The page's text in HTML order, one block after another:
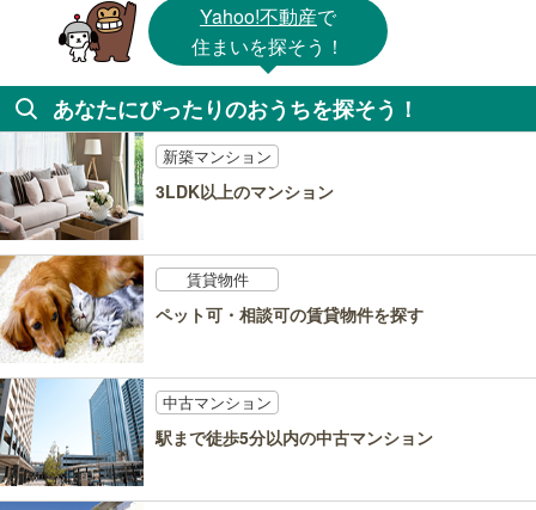
Yahoo!不動産で
住まいを探そう！
あなたにぴったりのおうちを探そう！
新築マンション
3LDK以上のマンション
賃貸物件
ペット可・相談可の賃貸物件を探す
中古マンション
駅まで徒歩5分以内の中古マンション